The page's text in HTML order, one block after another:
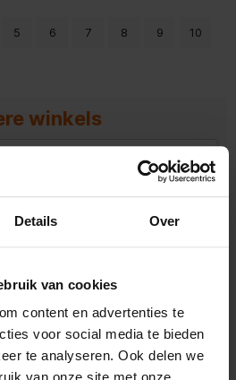
Details Over
van cookies
content en advertenties te
voor social media te bieden
te analyseren. Ook delen we
5 6 7 8 9 10
winkels